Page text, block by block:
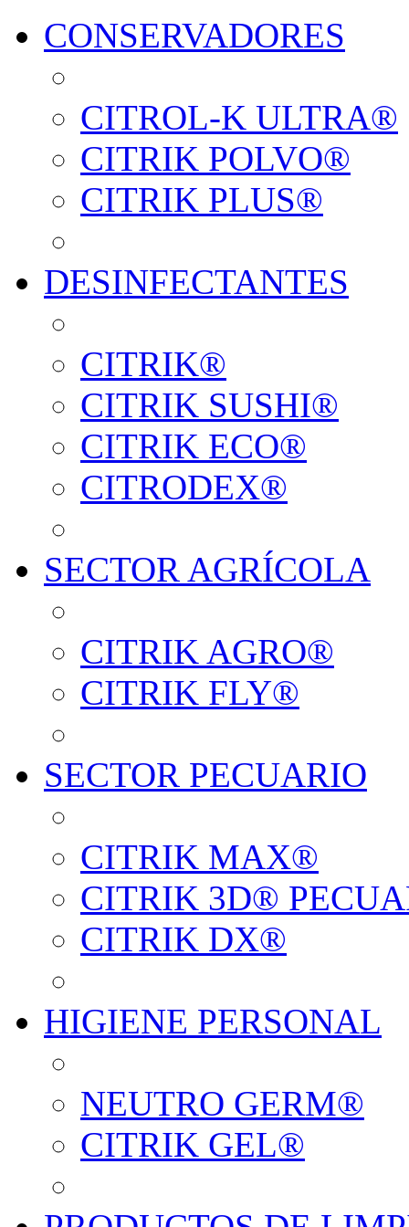
CONSERVADORES
CITROL-K ULTRA®
CITRIK POLVO®
CITRIK PLUS®
DESINFECTANTES
CITRIK®
CITRIK SUSHI®
CITRIK ECO®
CITRODEX®
SECTOR AGRÍCOLA
CITRIK AGRO®
CITRIK FLY®
SECTOR PECUARIO
CITRIK MAX®
CITRIK 3D®
CITRIK DX®
HIGIENE PERSONAL
NEUTRO GERM®
CITRIK GEL®